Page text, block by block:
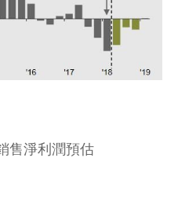
售淨利潤預估